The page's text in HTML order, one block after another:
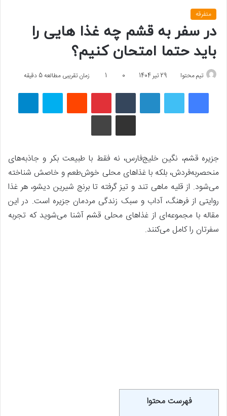
متفرقه
در سفر به قشم چه غذا هایی را
باید حتما امتحان کنیم؟
تیم محتوا 29 تیر 1404 0
1 زمان تقریبی مطالعه 5 دقیقه
فیسبوک لینکداین پینتریست اسکایپ
چاپ
جزیره قشم، نگین خلیج‌فارس، نه ‌فقط با طبیعت بکر و جاذبه‌های
منحصربه‌فردش، بلکه با غذاهای محلی خوش‌طعم و خاصش شناخته
می‌شود. از قلیه ماهی تند و تیز گرفته تا برنج شیرین دیشو، هر غذا
روایتی از فرهنگ، آداب و سبک زندگی مردمان جزیره است. در این
مقاله با مجموعه‌ای از غذاهای محلی قشم آشنا می‌شوید که تجربه
سفرتان را کامل می‌کنند.
فهرست محتوا